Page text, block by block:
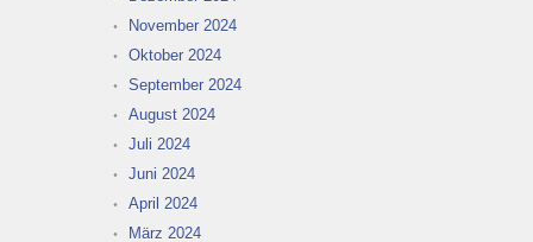
November 2024
Oktober 2024
September 2024
August 2024
Juli 2024
Juni 2024
April 2024
März 2024